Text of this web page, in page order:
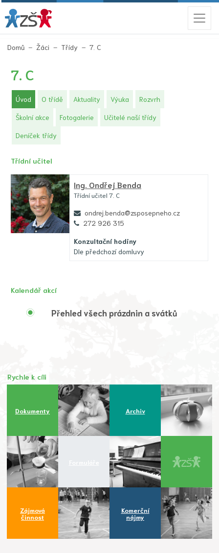
Domů Žáci Třídy 7. C
7. C
Úvod (aktuální)
O třídě Aktuality Výuka Rozvrh
Školní akce Fotogalerie Učitelé naší třídy
Deníček třídy
Třídní učitel
Ing. Ondřej Benda
Třídní učitel 7. C
ondrej.benda@zsposepneho.cz
272 926 315
Konzultační hodiny
Dle předchozí domluvy
Kalendář akcí
Přehled všech prázdnin a svátků
Rychle k cíli
Dokumenty Archiv
Zájmová
činnost
Komerční
nájmy